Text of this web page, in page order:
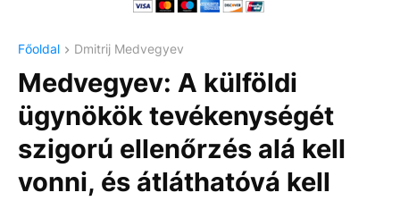
Főoldal Dmitrij Medvegyev
Medvegyev: A külföldi
ügynökök tevékenységét
szigorú ellenőrzés alá kell
vonni, és átláthatóvá kell